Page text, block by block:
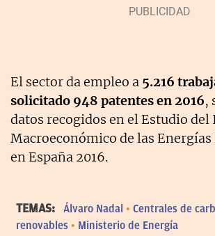
El sector da empleo a 5.216
solicitado 948 patentes en 2016,
datos recogidos en el Estudio del
Macroeconómico de las Energías
en España 2016.
TEMAS: Álvaro Nadal Centrales de
renovables
Ministerio de Energía